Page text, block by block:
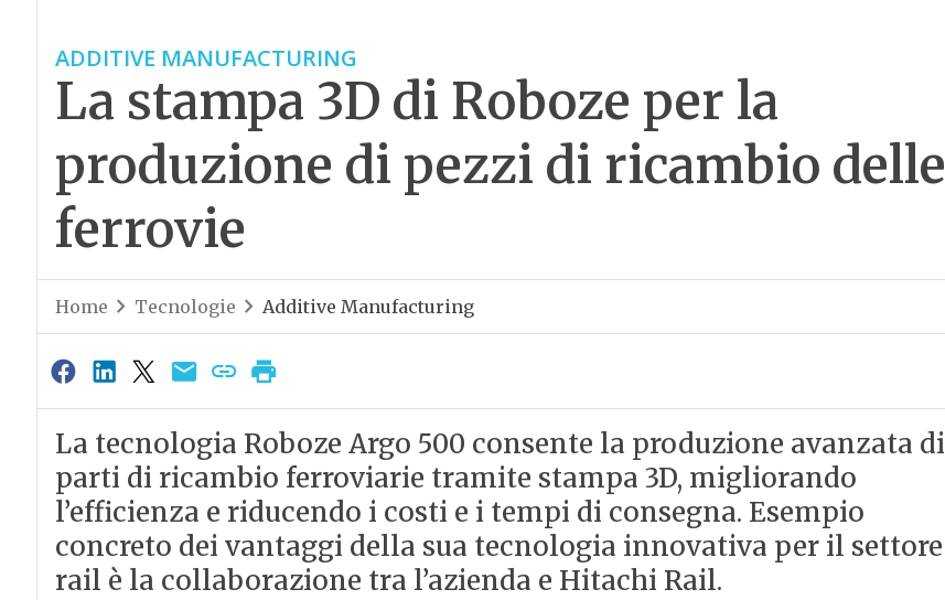
ADDITIVE MANUFACTURING
La stampa 3D di Roboze per la
produzione di pezzi di ricambio delle
ferrovie
Home Tecnologie Additive Manufacturing
La tecnologia Roboze Argo 500 consente la produzione avanzata di
parti di ricambio ferroviarie tramite stampa 3D, migliorando
l’efficienza e riducendo i costi e i tempi di consegna. Esempio
concreto dei vantaggi della sua tecnologia innovativa per il settore
rail è la collaborazione tra l’azienda e Hitachi Rail.